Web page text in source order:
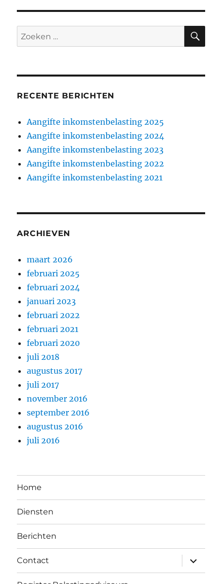
Zoeken
naar:
RECENTE BERICHTEN
Aangifte inkomstenbelasting 2025
Aangifte inkomstenbelasting 2024
Aangifte inkomstenbelasting 2023
Aangifte inkomstenbelasting 2022
Aangifte inkomstenbelasting 2021
ARCHIEVEN
maart 2026
februari 2025
februari 2024
januari 2023
februari 2022
februari 2021
februari 2020
juli 2018
augustus 2017
juli 2017
november 2016
september 2016
augustus 2016
juli 2016
Home
Diensten
Berichten
Contact